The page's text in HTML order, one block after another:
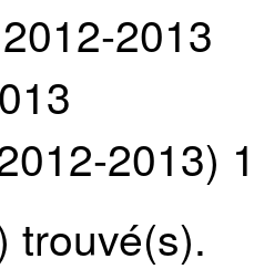
2013
2013)
trouvé(s).